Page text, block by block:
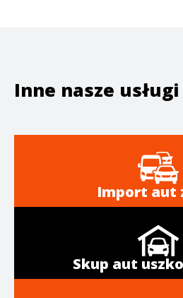
Inne nasze
Import aut
Skup aut